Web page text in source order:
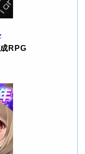
RPG